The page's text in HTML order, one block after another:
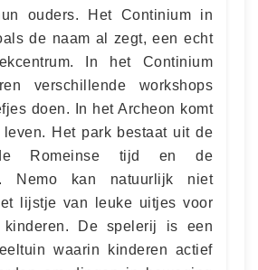
ouders. Het Continium in
de naam al zegt, een echt
In het Continium
verschillende workshops
doen. In het Archeon komt
Het park bestaat uit de
Romeinse tijd en de
Nemo kan natuurlijk niet
lijstje van leuke uitjes voor
kinderen. De spelerij is een
waarin kinderen actief